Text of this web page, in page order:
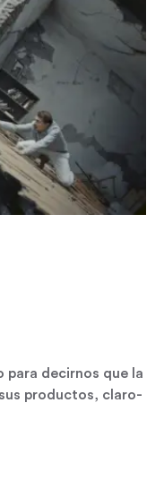
para decirnos que la
productos, claro-